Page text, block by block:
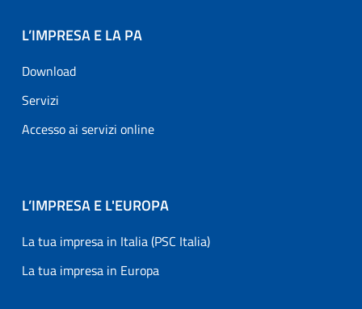
L’IMPRESA E LA PA
Download
Servizi
Accesso ai servizi online
L’IMPRESA E L'EUROPA
La tua impresa in Italia (PSC Italia)
La tua impresa in Europa